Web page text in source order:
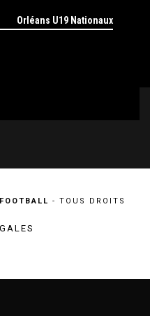
Orléans U19 Nationaux
- TOUS DROITS